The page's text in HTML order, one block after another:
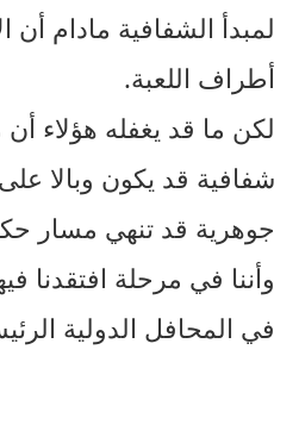
لمبدأ الشفافية مادام أن
أطراف اللعبة.
لكن ما قد يغفله هؤلاء
شفافية قد يكون وبالا
جوهرية قد تنهي مسار
وأننا في مرحلة افتقدنا
في المحافل الدولية